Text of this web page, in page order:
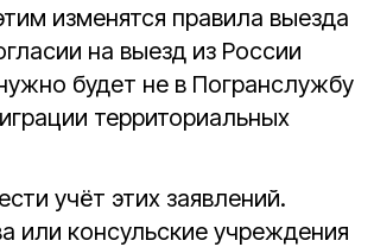
изменятся правила выезда
на выезд из России
будет не в Погранслужбу
территориальных
учёт этих заявлений.
или консульские учреждения